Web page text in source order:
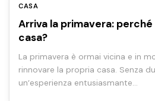
CASA
Arriva la primavera:
casa?
La primavera è ormai vicina e in
rinnovare la propria casa. Senza
un’esperienza entusiasmante…